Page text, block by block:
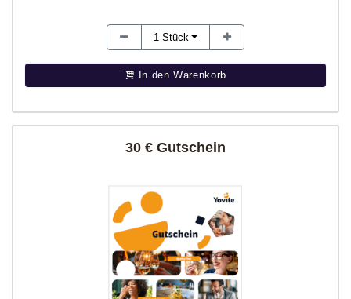
1 Stück
In den Warenkorb
30 € Gutschein